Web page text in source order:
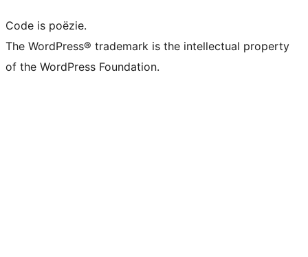
Code is poëzie.
The WordPress® trademark is the intellectual property
of the WordPress Foundation.